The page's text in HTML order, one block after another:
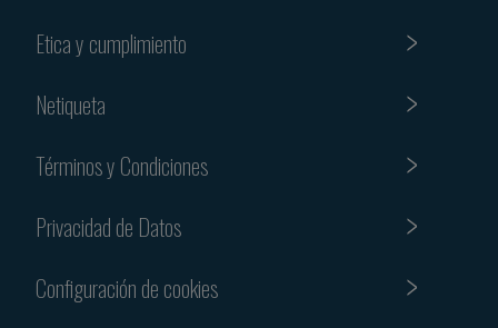
Etica y cumplimiento
Netiqueta
Términos y Condiciones
Privacidad de Datos
Configuración de cookies